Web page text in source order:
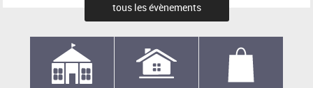
tous les évènements